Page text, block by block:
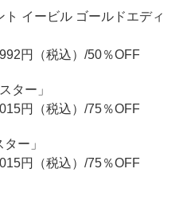
ト イービル ゴールドエディ
円（税込）/50％OFF
ター」
円（税込）/75％OFF
ー」
円（税込）/75％OFF